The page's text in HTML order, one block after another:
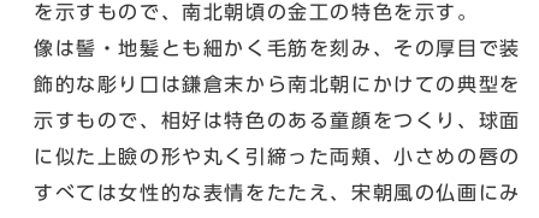
を示すもので、南北朝頃の金工の特色を示す。
像は髻・地髪とも細かく毛筋を刻み、その厚目で装
飾的な彫り口は鎌倉末から南北朝にかけての典型を
示すもので、相好は特色のある童顔をつくり、球面
に似た上瞼の形や丸く引締った両頬、小さめの唇の
すべては女性的な表情をたたえ、宋朝風の仏画にみ